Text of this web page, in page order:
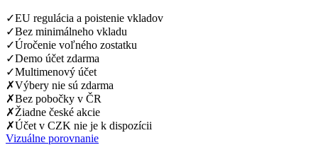
✓EU regulácia a poistenie vkladov
✓Bez minimálneho vkladu
✓Úročenie voľného zostatku
✓Demo účet zdarma
✓Multimenový účet
✗Výbery nie sú zdarma
✗Bez pobočky v ČR
✗Žiadne české akcie
✗Účet v CZK nie je k dispozícii
Vizuálne porovnanie